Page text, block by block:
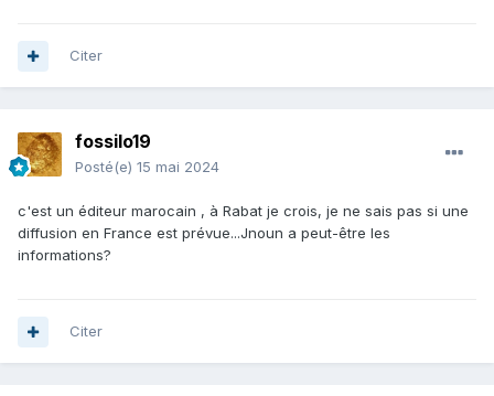
Citer
fossilo19
Posté(e) 15 mai 2024
c'est un éditeur marocain , à Rabat je crois, je ne sais pas si une
diffusion en France est prévue...Jnoun a peut-être les
informations?
Citer